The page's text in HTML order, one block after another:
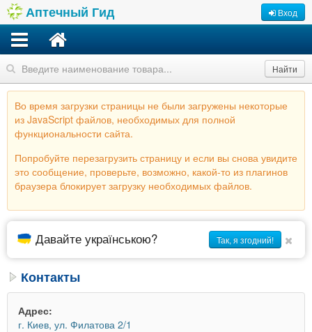
Аптечный Гид Вход
Найти
Во время загрузки страницы не были загружены некоторые
из JavaScript файлов, необходимых для полной
функциональности сайта.
Попробуйте перезагрузить страницу и если вы снова увидите
это сообщение, проверьте, возможно, какой-то из плагинов
браузера блокирует загрузку необходимых файлов.
Давайте українською? Так, я згодний!
Контакты
Адрес:
г. Киев, ул. Филатова 2/1